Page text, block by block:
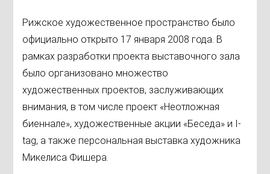
Рижское художественное пространство было
официально открыто 17 января 2008 года. В
рамках разработки проекта выставочного зала
было организовано множество
художественных проектов, заслуживающих
внимания, в том числе проект «Неотложная
биеннале», художественные акции «Беседа» и I-
tag, а также персональная выставка художника
Микелиса Фишера.